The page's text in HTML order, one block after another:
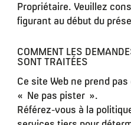
Propriétaire. Veuillez
figurant au début du
COMMENT LES
SONT TRAITÉES
Ce site Web ne prend
« Ne pas pister ».
Référez-vous à la